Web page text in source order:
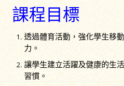
課程目標
透過體育活動，強化學生移
力。
讓學生建立活躍及健康的生
習慣。